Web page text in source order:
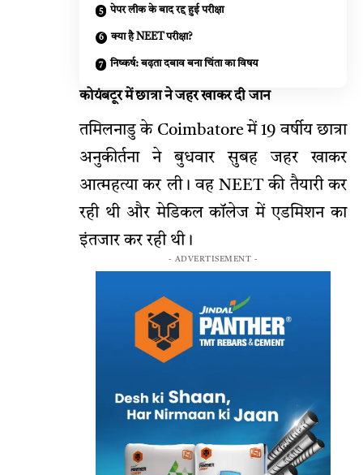
पेपर लीक के बाद रद्द हुई परीक्षा
क्या है NEET परीक्षा?
निष्कर्ष: बढ़ता दबाव बना चिंता का विषय
कोयंबटूर में छात्रा ने जहर खाकर दी जान
तमिलनाडु के Coimbatore में 19 वर्षीय छात्रा
अनुकीर्तना ने बुधवार सुबह जहर खाकर
आत्महत्या कर ली। वह NEET की तैयारी कर
रही थी और मेडिकल कॉलेज में एडमिशन का
इंतजार कर रही थी।
- ADVERTISEMENT -